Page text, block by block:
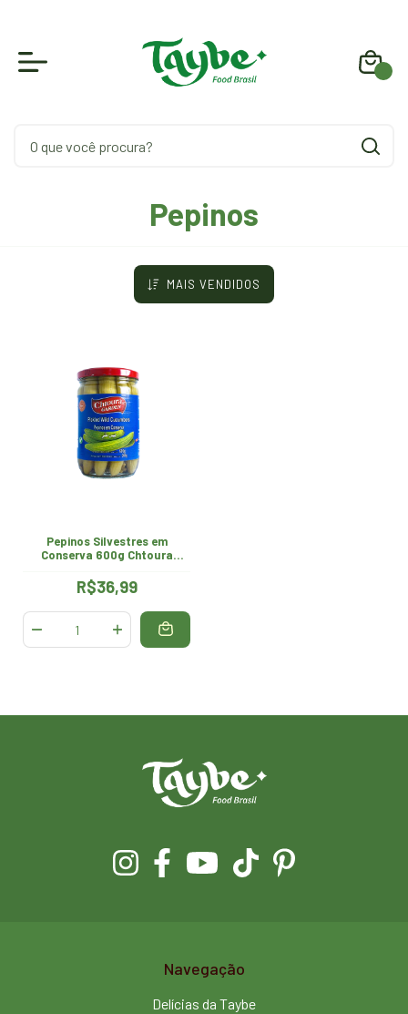
Pepinos
MAIS VENDIDOS
Pepinos Silvestres em
Conserva 600g Chtoura
R$36,99
Navegação
Delícias da Taybe